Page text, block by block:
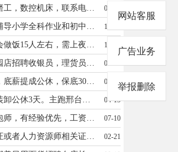
招聘铣工，钳工，磨工，数控机床，联系电话13700399273 02-06
有经验的老师，可辅导小学全科作业和初中英语科目。其他勿扰！预报从速！有意者电联：17325607355 11-02
厨房大姐有爱心，会做饭15人左右，需上夜班，龙泉大街四中附近15532997555 11-06
有华家连锁超市和园店招聘收银员，理货员，小时工，电话17731911190 09-20
家纺店招聘导购员，底薪提成公休，保底3000元，3500+，45岁以下，沟通能力好15100897961 07-29
招货车司机，不用装卸公休3天。主跑邢台邯郸石家庄保定山西河南附近。有无经验均可。电话☎️13931954510同微信 04-15
桥东面包店招聘面包师，有经验优先，工资面议，另招日结女工一名。13472047894 07-10
招聘，有人力资源证或者人力资源师相关证件的，退休人员。电话 18730989890 02-21
网站客服
广告业务
举报删除